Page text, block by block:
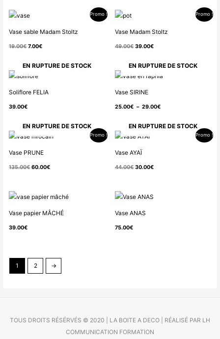
Promo !
Vase sable Madam Stoltz
19.00€
Le
était :
19.00€.
7.00€
est :
7.00€.
Promo !
Vase Madam Stoltz
49.00€
était :
49.00€.
39.00€
est :
39.00€.
EN RUPTURE DE STOCK
Soliflore FELIA
39.00€
EN RUPTURE DE STOCK
Vase SIRINE
25.00€ – 29.00€
Plage
25.00€
à
Promo !
EN RUPTURE DE STOCK
Vase PRUNE
135.00€
Le
était :
60.00€
Le
est :
Promo !
EN RUPTURE DE STOCK
Vase AYAÏ
44.00€
Le
était :
30.00€
est :
Vase papier MÂCHÉ
39.00€
Vase ANAS
75.00€
1 2 →
TOUS DROITS RÉSÉRVÉS © 2020 | LA BOITE A DECO | RÉALISÉ PAR LH
COMMUNICATION FORMATION